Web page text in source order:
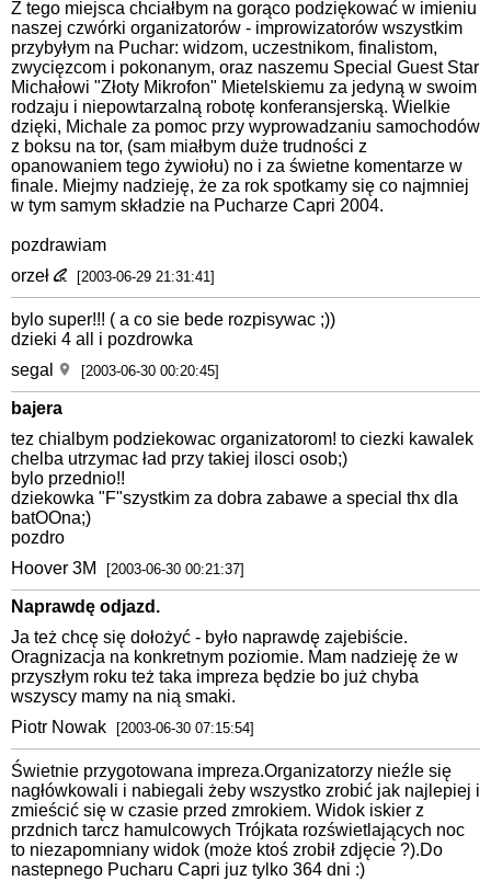
Z tego miejsca chciałbym na gorąco podziękować w imieniu
naszej czwórki organizatorów - improwizatorów wszystkim
przybyłym na Puchar: widzom, uczestnikom, finalistom,
zwycięzcom i pokonanym, oraz naszemu Special Guest Star
Michałowi "Złoty Mikrofon" Mietelskiemu za jedyną w swoim
rodzaju i niepowtarzalną robotę konferansjerską. Wielkie
dzięki, Michale za pomoc przy wyprowadzaniu samochodów
z boksu na tor, (sam miałbym duże trudności z
opanowaniem tego żywiołu) no i za świetne komentarze w
finale. Miejmy nadzieję, że za rok spotkamy się co najmniej
w tym samym składzie na Pucharze Capri 2004.
pozdrawiam
orzeł
[2003-06-29 21:31:41]
bylo super!!! ( a co sie bede rozpisywac ;))
dzieki 4 all i pozdrowka
segal
[2003-06-30 00:20:45]
bajera
tez chialbym podziekowac organizatorom! to ciezki kawalek
chelba utrzymac ład przy takiej ilosci osob;)
bylo przednio!!
dziekowka "F"szystkim za dobra zabawe a special thx dla
batOOna;)
pozdro
Hoover 3M
[2003-06-30 00:21:37]
Naprawdę odjazd.
Ja też chcę się dołożyć - było naprawdę zajebiście.
Oragnizacja na konkretnym poziomie. Mam nadzieję że w
przyszłym roku też taka impreza będzie bo już chyba
wszyscy mamy na nią smaki.
Piotr Nowak
[2003-06-30 07:15:54]
Świetnie przygotowana impreza.Organizatorzy nieźle się
nagłówkowali i nabiegali żeby wszystko zrobić jak najlepiej i
zmieścić się w czasie przed zmrokiem. Widok iskier z
przdnich tarcz hamulcowych Trójkata rozświetlających noc
to niezapomniany widok (może ktoś zrobił zdjęcie ?).Do
nastepnego Pucharu Capri juz tylko 364 dni :)